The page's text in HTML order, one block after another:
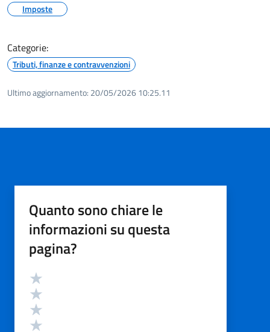
Imposte
Categorie:
Tributi, finanze e contravvenzioni
Ultimo aggiornamento: 20/05/2026 10:25.11
Quanto sono chiare le
informazioni su questa
pagina?
Valutazione